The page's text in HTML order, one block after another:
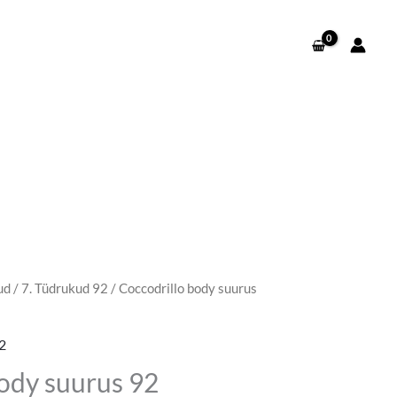
/ 7. Tüdrukud 92 / Coccodrillo body suurus
suurus 92